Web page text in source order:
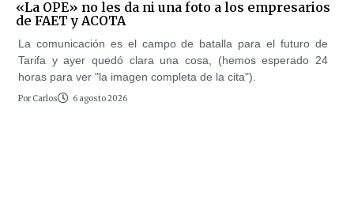
«La OPE» no les da ni una foto a los empresarios
de FAET y ACOTA
La comunicación es el campo de batalla para el futuro de
Tarifa y ayer quedó clara una cosa, (hemos esperado 24
horas para ver "la imagen completa de la cita").
Por Carlos 6 agosto 2026